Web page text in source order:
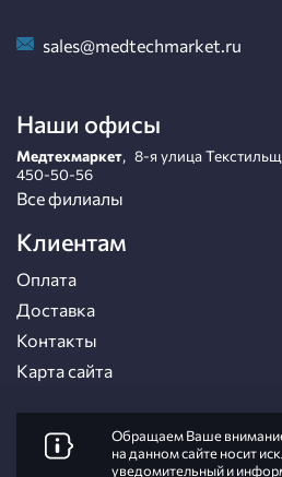
sales@medtechmarket.ru
Наши офисы
Медтехмаркет, 8-я улица
450-50-56
Все филиалы
Клиентам
Оплата
Доставка
Контакты
Карта сайта
Обращаем Ваше
на данном сайте носит
уведомительный и